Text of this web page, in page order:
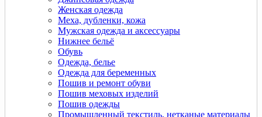
Женская одежда
Меха, дубленки, кожа
Мужская одежда и аксессуары
Нижнее бельё
Обувь
Одежда, белье
Одежда для беременных
Пошив и ремонт обуви
Пошив меховых изделий
Пошив одежды
Промышленный текстиль, нетканые материалы